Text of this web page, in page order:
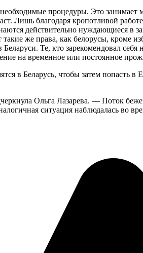
процедуры. Это занимает
Лишь благодаря кропотливой
действительно нуждающиеся в
же права, как белорусы, кроме
Те, кто зарекомендовал
на временное или постоянное
в Беларусь, чтобы затем попасть
Ольга Лазарева. — Поток
ситуация наблюдалась